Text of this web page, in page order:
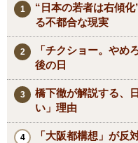
“日本の若者は右傾
る不都合な現実
「チクショー。や
後の日
橋下徹が解説する、
い」理由
「大阪都構想」が反